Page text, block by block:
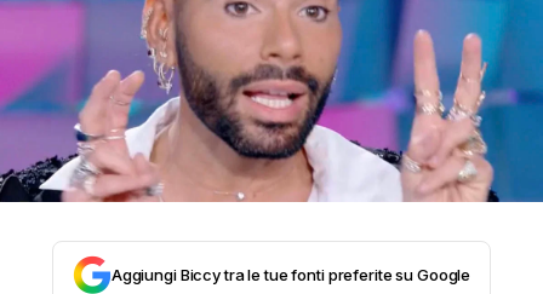
Aggiungi Biccy tra le tue fonti preferite su Google